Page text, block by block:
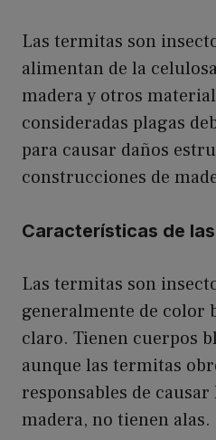
Las termitas son
alimentan de la
madera y otros
consideradas plagas
para causar daños
construcciones de
Características de
Las termitas son
generalmente de color
claro. Tienen cuerpos
aunque las termitas
responsables de causar
madera, no tienen